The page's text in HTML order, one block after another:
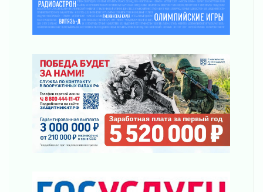
Круглую ригу в Гатчине отреставрируют в
2027 году
30 июля 2026
Лаголовская общеобразовательная школа
откроется к концу сентября
30 июля 2026
Ленобласть наводит порядок на дорогах и в
перевозках
30 июля 2026
30 июля 2026